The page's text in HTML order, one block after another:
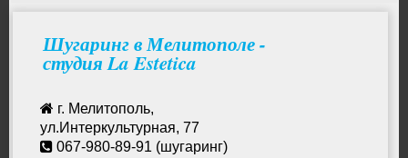
Бассейн
Шугаринг в Мелитополе -
студия La Estetica
г. Мелитополь,
ул.Интеркультурная, 77
067-980-89-91 (шугаринг)